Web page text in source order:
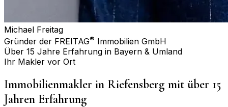
Michael Freitag
Gründer der FREITAG® Immobilien GmbH
Über 15 Jahre Erfahrung in Bayern & Umland
Ihr Makler vor Ort
Immobilienmakler in Riefensberg mit über 15
Jahren Erfahrung